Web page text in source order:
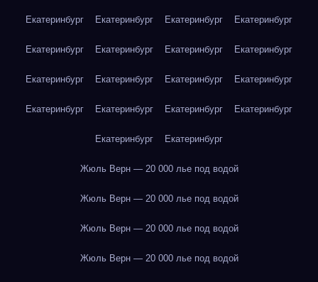
Екатеринбург Екатеринбург Екатеринбург Екатеринбург
Екатеринбург Екатеринбург Екатеринбург Екатеринбург
Екатеринбург Екатеринбург Екатеринбург Екатеринбург
Екатеринбург Екатеринбург Екатеринбург Екатеринбург
Екатеринбург Екатеринбург
Жюль Верн — 20 000 лье под водой
Жюль Верн — 20 000 лье под водой
Жюль Верн — 20 000 лье под водой
Жюль Верн — 20 000 лье под водой